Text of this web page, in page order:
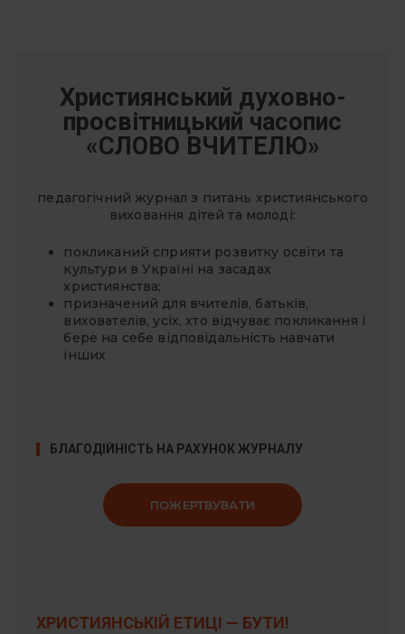
Християнський духовно-
просвітницький часопис
«СЛОВО ВЧИТЕЛЮ»
педагогічний журнал з питань християнського
виховання дітей та молоді:
покликаний сприяти розвитку освіти та
культури в Україні на засадах
християнства;
призначений для вчителів, батьків,
вихователів, усіх, хто відчуває покликання і
бере на себе відповідальність навчати
інших
БЛАГОДІЙНІСТЬ НА РАХУНОК ЖУРНАЛУ
ПОЖЕРТВУВАТИ
ХРИСТИЯНСЬКІЙ ЕТИЦІ — БУТИ!